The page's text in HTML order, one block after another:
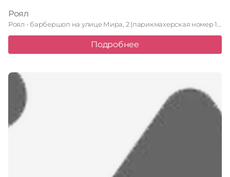
Роял
Роял - барбершоп на улице Мира, 2 (парикмахерская номер 1), …
Подробнее